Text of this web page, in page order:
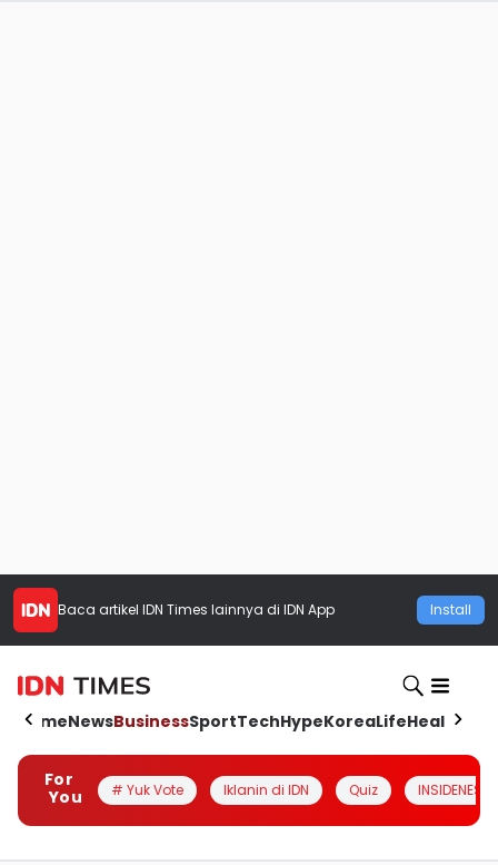
Baca artikel IDN Times lainnya di IDN App Install
HomeNewsBusinessSportTechHypeKoreaLifeHealth
For
You
# Yuk Vote Iklanin di IDN Quiz INSIDENESIA